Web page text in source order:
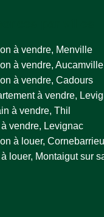
à vendre, Menville
à vendre, Aucamville
à vendre, Cadours
à vendre,
à vendre, Thil
vendre, Levignac
à louer, Cornebarrieu
louer, Montaigut sur